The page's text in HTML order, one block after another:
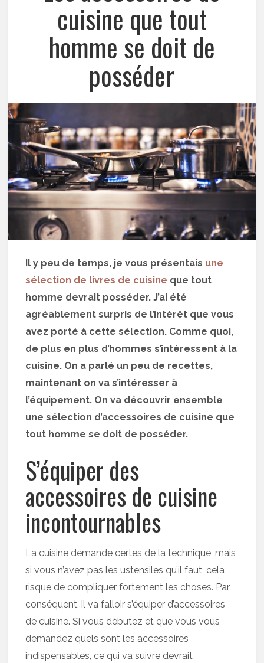
cuisine que tout
homme se doit de
posséder
Il y peu de temps, je vous présentais une
sélection de livres de cuisine que tout
homme devrait posséder. J’ai été
agréablement surpris de l’intérêt que vous
avez porté à cette sélection. Comme quoi,
de plus en plus d’hommes s’intéressent à la
cuisine. On a parlé un peu de recettes,
maintenant on va s’intéresser à
l’équipement. On va découvrir ensemble
une sélection d’accessoires de cuisine que
tout homme se doit de posséder.
S’équiper des
accessoires de cuisine
incontournables
La cuisine demande certes de la technique, mais
si vous n’avez pas les ustensiles qu’il faut, cela
risque de compliquer fortement les choses. Par
conséquent, il va falloir s’équiper d’accessoires
de cuisine. Si vous débutez et que vous vous
demandez quels sont les accessoires
indispensables, ce qui va suivre devrait